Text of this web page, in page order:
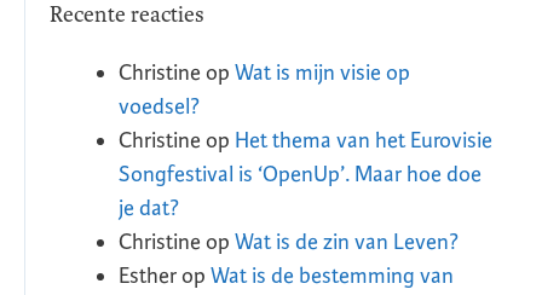
Recente reacties
Christine op Wat is mijn visie op
voedsel?
Christine op Het thema van het Eurovisie
Songfestival is ‘OpenUp’. Maar hoe doe
je dat?
Christine op Wat is de zin van Leven?
Estherop Wat is de bestemming van